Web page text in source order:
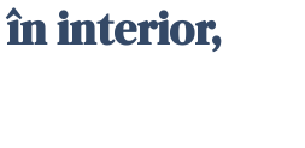
interior,